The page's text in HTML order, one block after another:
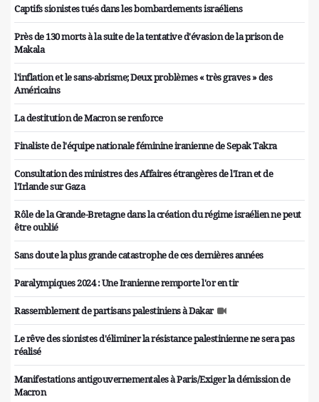
Captifs sionistes tués dans les bombardements israéliens
Près de 130 morts à la suite de la tentative d'évasion de la prison de
Makala
l'inflation et le sans-abrisme; Deux problèmes « très graves » des
Américains
La destitution de Macron se renforce
Finaliste de l'équipe nationale féminine iranienne de Sepak Takra
Consultation des ministres des Affaires étrangères de l'Iran et de
l'Irlande sur Gaza
Rôle de la Grande-Bretagne dans la création du régime israélien ne peut
être oublié
Sans doute la plus grande catastrophe de ces dernières années
Paralympiques 2024 : Une Iranienne remporte l'or en tir
Rassemblement de partisans palestiniens à Dakar
Le rêve des sionistes d'éliminer la résistance palestinienne ne sera pas
réalisé
Manifestations antigouvernementales à Paris/Exiger la démission de
Macron